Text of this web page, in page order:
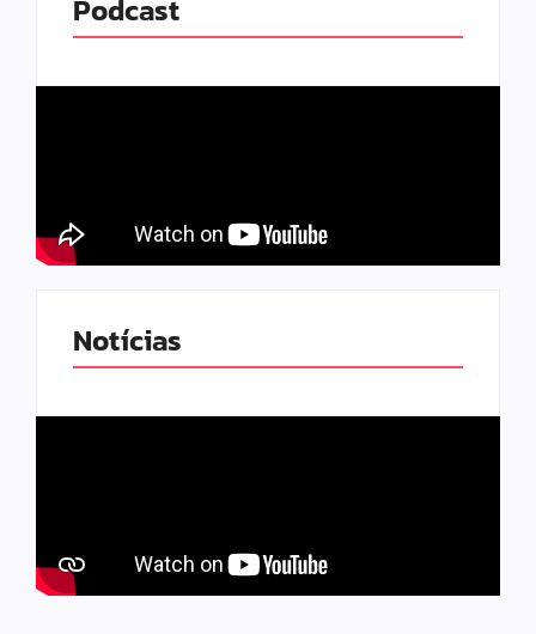
Podcast
Notícias